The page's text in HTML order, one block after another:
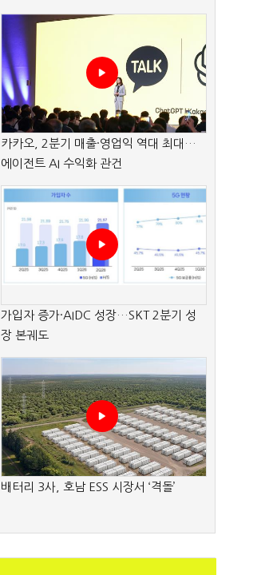
카카오, 2분기 매출·영업익 역대 최대…
에이전트 AI 수익화 관건
가입자 증가·AIDC 성장…SKT 2분기 성
장 본궤도
배터리 3사, 호남 ESS 시장서 ‘격돌’